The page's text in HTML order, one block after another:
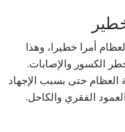
أمرا خطيرا، وهذا
الكسور والإصابات.
حتى بسبب الإجهاد
الفقري والكاحل.